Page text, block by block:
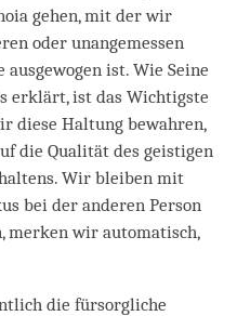
gehen, mit der wir
oder unangemessen
ist. Wie Seine
erklärt, ist das Wichtigste
diese Haltung bewahren,
die Qualität des geistigen
Wir bleiben mit
bei der anderen Person
merken wir automatisch,
die fürsorgliche